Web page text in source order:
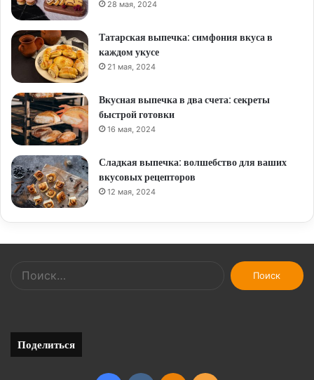
28 мая, 2024
Татарская выпечка: симфония вкуса в
каждом укусе
21 мая, 2024
Вкусная выпечка в два счета: секреты
быстрой готовки
16 мая, 2024
Сладкая выпечка: волшебство для ваших
вкусовых рецепторов
12 мая, 2024
Найти:
Поделиться